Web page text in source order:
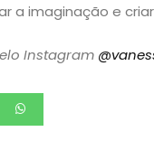
a imaginação e
Instagram